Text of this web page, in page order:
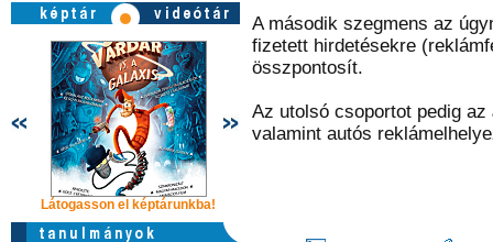
Látogasson el képtárunkba!
A második szegmens az
fizetett hirdetésekre
összpontosít.
Az utolsó csoportot pedig az
valamint autós